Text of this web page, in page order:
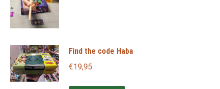
Find the code Haba
€19,95